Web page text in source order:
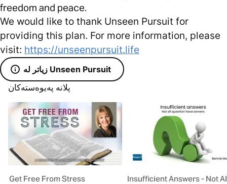
freedom and peace.
We would like to thank Unseen Pursuit for
providing this plan. For more information, please
visit: https://unseenpursuit.life
زیاتر لە Unseen Pursuit
پلانە پەیوەستەکان
Get Free From Stress
Insufficient Answers - Not